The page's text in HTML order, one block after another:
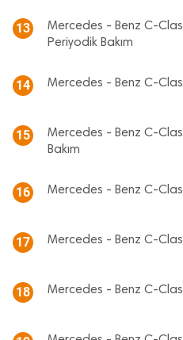
13
Mercedes - Benz C-
Periyodik Bakım
14 Mercedes - Benz C-
15
Mercedes - Benz C-
Bakım
16 Mercedes - Benz C-
17 Mercedes - Benz C-
18 Mercedes - Benz C-